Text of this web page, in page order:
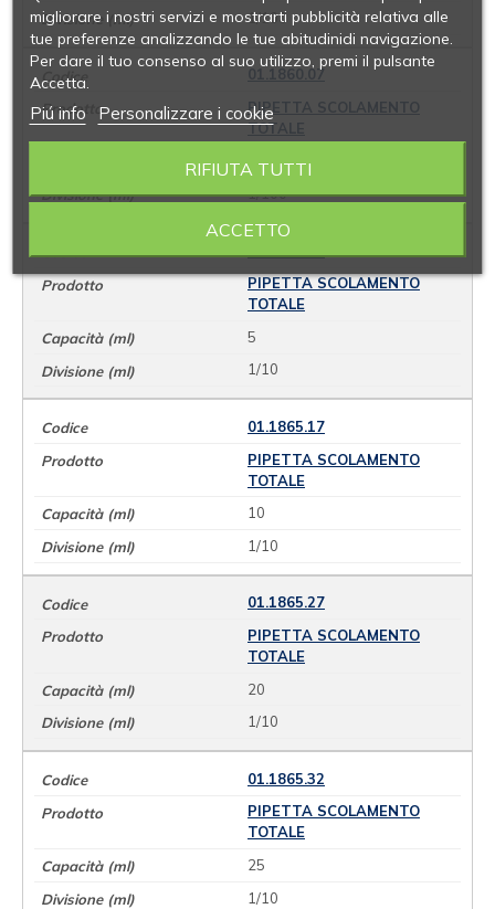
1/100
01.1860.07
PIPETTA SCOLAMENTO
TOTALE
1/100
PIPETTA SCOLAMENTO
TOTALE
5
1/10
01.1865.17
PIPETTA SCOLAMENTO
TOTALE
10
1/10
01.1865.27
PIPETTA SCOLAMENTO
TOTALE
20
1/10
01.1865.32
PIPETTA SCOLAMENTO
TOTALE
25
1/10
migliorare i nostri servizi e mostrarti pubblicità relativa alle
tue preferenze analizzando le tue abitudinidi navigazione.
Per dare il tuo consenso al suo utilizzo, premi il pulsante
Accetta.
Piú info Personalizzare i cookie
RIFIUTA TUTTI
ACCETTO